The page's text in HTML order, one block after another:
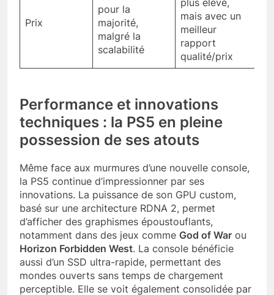
Prix
pour la
majorité,
malgré la
scalabilité
plus élevé,
mais avec un
meilleur
rapport
qualité/prix
Performance et innovations
techniques : la PS5 en pleine
possession de ses atouts
Même face aux murmures d’une nouvelle console,
la PS5 continue d’impressionner par ses
innovations. La puissance de son GPU custom,
basé sur une architecture RDNA 2, permet
d’afficher des graphismes époustouflants,
notamment dans des jeux comme God of War ou
Horizon Forbidden West. La console bénéficie
aussi d’un SSD ultra-rapide, permettant des
mondes ouverts sans temps de chargement
perceptible. Elle se voit également consolidée par